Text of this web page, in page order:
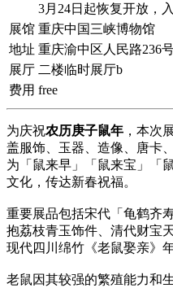
3月24日起恢复开放，
展馆 重庆中国三峡博物馆
地址 重庆渝中区人民路236
展厅 二楼临时展厅b
费用 free
为庆祝农历庚子鼠年 ，本次
盖服饰、玉器、造像、唐卡
为「鼠来早」「鼠来宝」「
文化，传达新春祝福。
重要展品包括宋代「龟鹤齐
抱荔枝青玉饰件、清代财宝
现代四川绵竹《老鼠娶亲》年
老鼠因其较强的繁殖能力和